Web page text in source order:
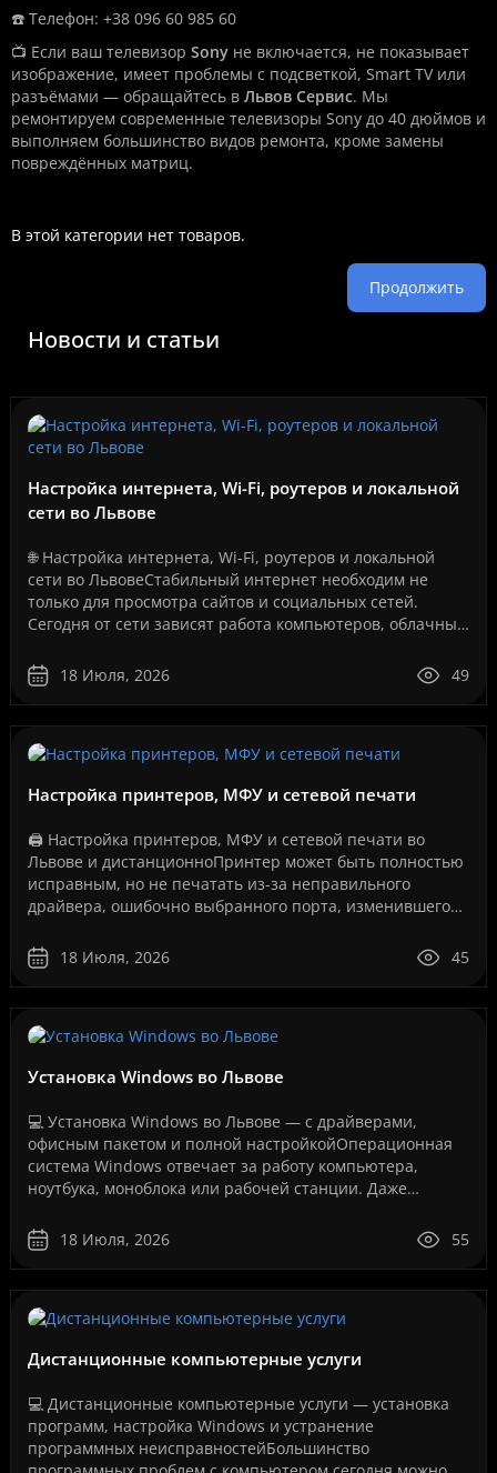
☎️ Телефон: +38 096 60 985 60
📺 Если ваш телевизор Sony не включается, не показывает
изображение, имеет проблемы с подсветкой, Smart TV или
разъёмами — обращайтесь в Львов Сервис. Мы
ремонтируем современные телевизоры Sony до 40 дюймов и
выполняем большинство видов ремонта, кроме замены
повреждённых матриц.
В этой категории нет товаров.
Продолжить
Новости и статьи
Настройка интернета, Wi-Fi, роутеров и локальной
сети во Львове
🌐 Настройка интернета, Wi-Fi, роутеров и локальной
сети во ЛьвовеСтабильный интернет необходим не
только для просмотра сайтов и социальных сетей.
Сегодня от сети зависят работа компьютеров, облачные
18 Июля, 2026
49
Настройка принтеров, МФУ и сетевой печати
🖨️ Настройка принтеров, МФУ и сетевой печати во
Львове и дистанционноПринтер может быть полностью
исправным, но не печатать из-за неправильного
драйвера, ошибочно выбранного порта, изменившегося
соединение..
18 Июля, 2026 45
Установка Windows во Львове
💻 Установка Windows во Львове — с драйверами,
офисным пакетом и полной настройкойОперационная
система Windows отвечает за работу компьютера,
ноутбука, моноблока или рабочей станции. Даже
если система у..
18 Июля, 2026 55
Дистанционные компьютерные услуги
💻 Дистанционные компьютерные услуги — установка
программ, настройка Windows и устранение
программных неисправностейБольшинство